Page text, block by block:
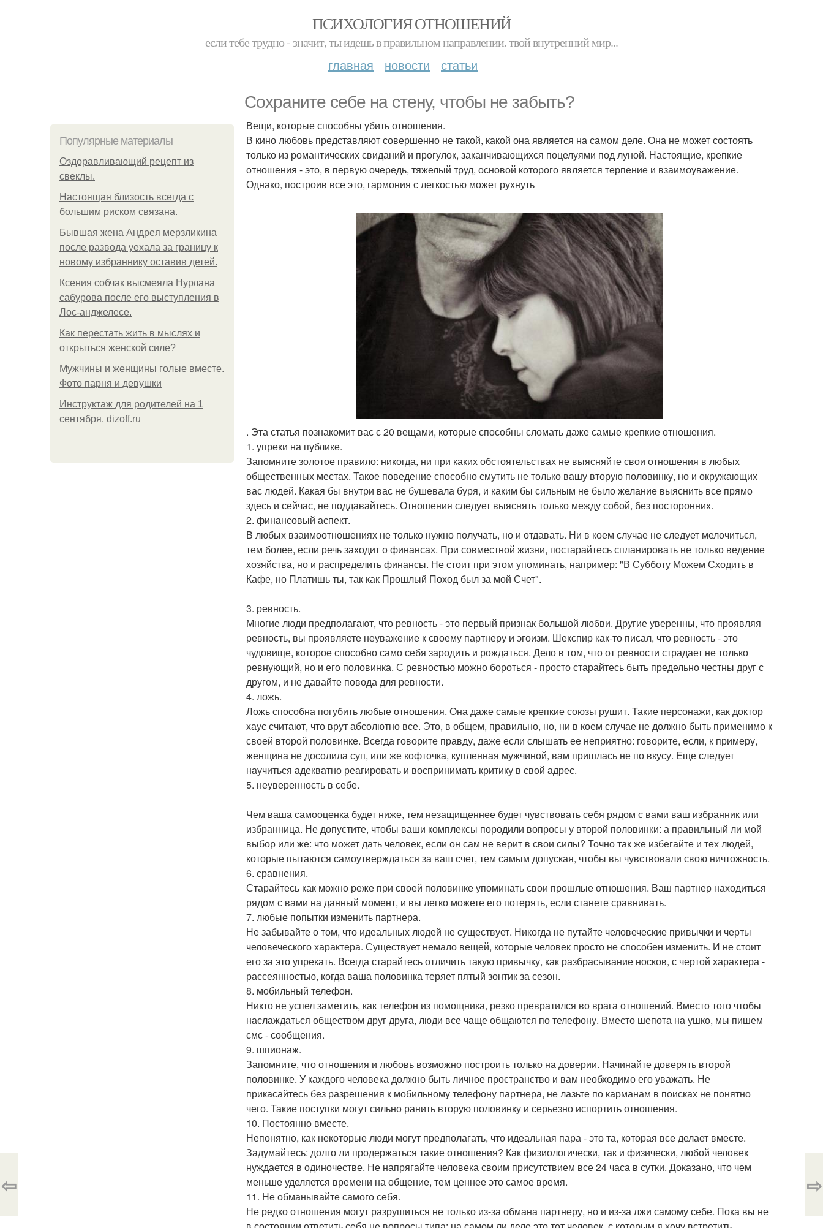
ПСИХОЛОГИЯ ОТНОШЕНИЙ
если тебе трудно - значит, ты идешь в правильном направлении. твой внутренний мир...
главная новости статьи
Сохраните себе на стену, чтобы не забыть?
Популярные материалы
Оздоравливающий рецепт из
свеклы.
Hacтоящая близость всегда с
большим риском связана.
Бывшая жена Андрея мерзликина
после развода уехала за границу к
новому избраннику оставив детей.
Ксения собчак высмеяла Нурлана
сабурова после его выступления в
Лос-анджелесе.
Как перестать жить в мыслях и
открыться женской силе?
Мужчины и женщины голые вместе.
Фото парня и девушки
Инструктаж для родителей на 1
сентября. dizoff.ru
Вещи, которые способны убить отношения.
В кино любовь представляют совершенно не такой, какой она является на самом деле. Она не может состоять
только из романтических свиданий и прогулок, заканчивающихся поцелуями под луной. Настоящие, крепкие
отношения - это, в первую очередь, тяжелый труд, основой которого является терпение и взаимоуважение.
Однако, построив все это, гармония с легкостью может рухнуть
. Эта статья познакомит вас с 20 вещами, которые способны сломать даже самые крепкие отношения.
1. упреки на публике.
Запомните золотое правило: никогда, ни при каких обстоятельствах не выясняйте свои отношения в любых
общественных местах. Такое поведение способно смутить не только вашу вторую половинку, но и окружающих
вас людей. Какая бы внутри вас не бушевала буря, и каким бы сильным не было желание выяснить все прямо
здесь и сейчас, не поддавайтесь. Отношения следует выяснять только между собой, без посторонних.
2. финансовый аспект.
В любых взаимоотношениях не только нужно получать, но и отдавать. Ни в коем случае не следует мелочиться,
тем более, если речь заходит о финансах. При совместной жизни, постарайтесь спланировать не только ведение
хозяйства, но и распределить финансы. Не стоит при этом упоминать, например: "В Субботу Можем Сходить в
Кафе, но Платишь ты, так как Прошлый Поход был за мой Счет".
3. ревность.
Многие люди предполагают, что ревность - это первый признак большой любви. Другие уверенны, что проявляя
ревность, вы проявляете неуважение к своему партнеру и эгоизм. Шекспир как-то писал, что ревность - это
чудовище, которое способно само себя зародить и рождаться. Дело в том, что от ревности страдает не только
ревнующий, но и его половинка. С ревностью можно бороться - просто старайтесь быть предельно честны друг с
другом, и не давайте повода для ревности.
4. ложь.
Ложь способна погубить любые отношения. Она даже самые крепкие союзы рушит. Такие персонажи, как доктор
хаус считают, что врут абсолютно все. Это, в общем, правильно, но, ни в коем случае не должно быть применимо к
своей второй половинке. Всегда говорите правду, даже если слышать ее неприятно: говорите, если, к примеру,
женщина не досолила суп, или же кофточка, купленная мужчиной, вам пришлась не по вкусу. Еще следует
научиться адекватно реагировать и воспринимать критику в свой адрес.
5. неуверенность в себе.
Чем ваша самооценка будет ниже, тем незащищеннее будет чувствовать себя рядом с вами ваш избранник или
избранница. Не допустите, чтобы ваши комплексы породили вопросы у второй половинки: а правильный ли мой
выбор или же: что может дать человек, если он сам не верит в свои силы? Точно так же избегайте и тех людей,
которые пытаются самоутверждаться за ваш счет, тем самым допуская, чтобы вы чувствовали свою ничтожность.
6. сравнения.
Старайтесь как можно реже при своей половинке упоминать свои прошлые отношения. Ваш партнер находиться
рядом с вами на данный момент, и вы легко можете его потерять, если станете сравнивать.
7. любые попытки изменить партнера.
Не забывайте о том, что идеальных людей не существует. Никогда не путайте человеческие привычки и черты
человеческого характера. Существует немало вещей, которые человек просто не способен изменить. И не стоит
его за это упрекать. Всегда старайтесь отличить такую привычку, как разбрасывание носков, с чертой характера -
рассеянностью, когда ваша половинка теряет пятый зонтик за сезон.
8. мобильный телефон.
Никто не успел заметить, как телефон из помощника, резко превратился во врага отношений. Вместо того чтобы
наслаждаться обществом друг друга, люди все чаще общаются по телефону. Вместо шепота на ушко, мы пишем
смс - сообщения.
9. шпионаж.
Запомните, что отношения и любовь возможно построить только на доверии. Начинайте доверять второй
половинке. У каждого человека должно быть личное пространство и вам необходимо его уважать. Не
прикасайтесь без разрешения к мобильному телефону партнера, не лазьте по карманам в поисках не понятно
чего. Такие поступки могут сильно ранить вторую половинку и серьезно испортить отношения.
10. Постоянно вместе.
Непонятно, как некоторые люди могут предполагать, что идеальная пара - это та, которая все делает вместе.
Задумайтесь: долго ли продержаться такие отношения? Как физиологически, так и физически, любой человек
нуждается в одиночестве. Не напрягайте человека своим присутствием все 24 часа в сутки. Доказано, что чем
меньше уделяется времени на общение, тем ценнее это самое время.
11. Не обманывайте самого себя.
Не редко отношения могут разрушиться не только из-за обмана партнеру, но и из-за лжи самому себе. Пока вы не
⇦ ⇨